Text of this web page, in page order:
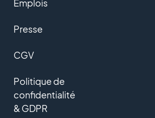
Emplois
Presse
CGV
Politique de
confidentialité
& GDPR